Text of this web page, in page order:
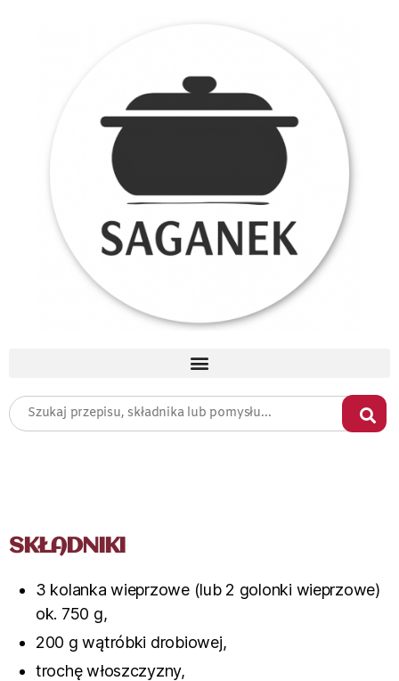
SKŁADNIKI
3 kolanka wieprzowe (lub 2 golonki wieprzowe)
ok. 750 g,
200 g wątróbki drobiowej,
trochę włoszczyzny,